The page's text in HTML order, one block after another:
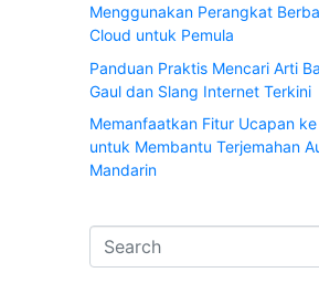
Menggunakan Perangkat
Cloud untuk Pemula
Panduan Praktis Mencari Arti
Gaul dan Slang Internet Terkini
Memanfaatkan Fitur Ucapan
untuk Membantu Terjemahan
Mandarin